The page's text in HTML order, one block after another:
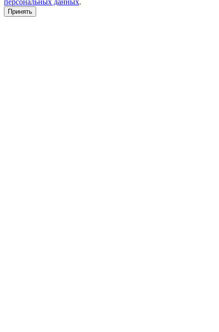
персональных данных.
Принять